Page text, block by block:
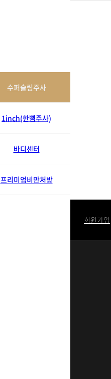
수퍼슬림주사
1inch(한뼘주사)
바디센터
프리미엄비만처방
회원가입